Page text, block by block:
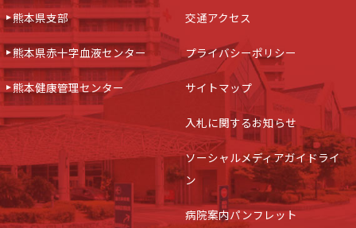
熊本県支部
熊本県赤十字血液センター
熊本健康管理センター
交通アクセス
プライバシーポリシー
サイトマップ
入札に関するお知らせ
ソーシャルメディアガイドライ
ン
病院案内パンフレット